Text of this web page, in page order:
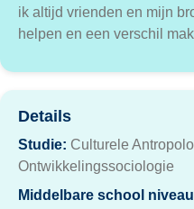
ik altijd vrienden en mijn
helpen en een verschil
Details
Studie: Culturele
Ontwikkelingssociologie
Middelbare school